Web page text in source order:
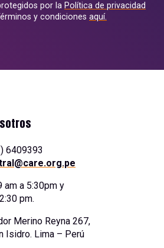
por la Política de privacidad
y condiciones aquí.
6409393
am a 5:30pm y
pm.
Merino Reyna 267,
Isidro. Lima – Perú